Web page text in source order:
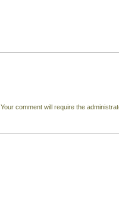
comment will require the